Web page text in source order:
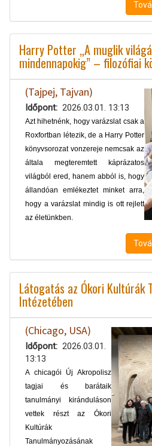
Harry Potter „A muglik
mindennapokig” – filozófiai
(Tajpej, Tajvan)
Időpont 2026.03.01. 13:13
Azt hihetnénk, hogy varázslat csak a
Roxfortban létezik, de a Harry Potter
könyvsorozat vonzereje nemcsak az
általa megteremtett káprázatos
világból ered, hanem abból is, hogy
állandóan emlékeztet minket arra,
hogy a varázslat mindig is ott rejlett
az életünkben.
Látogatás az Ókori Kultúrák
Intézetében
(Chicago, USA)
Időpont
2026.03.01.
13:13
A chicagói Új Akropolisz
tagjai és barátaik
tanulmányi kiránduláson
vettek részt az Ókori
Kultúrák
Tanulmányozásának